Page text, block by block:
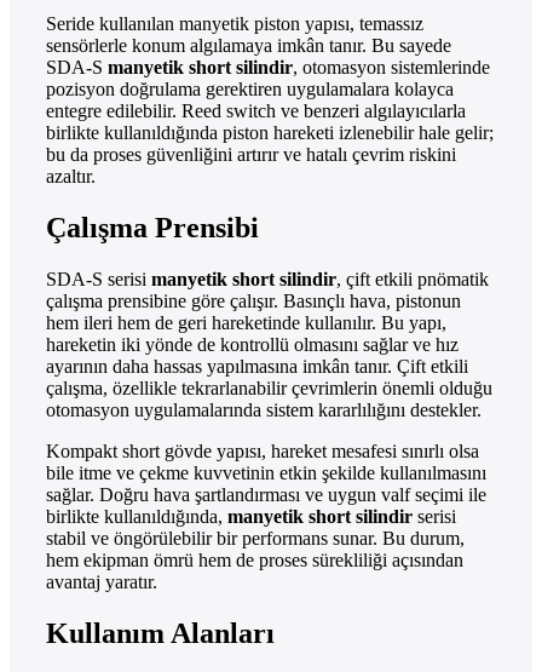
Seride kullanılan manyetik piston yapısı, temassız
sensörlerle konum algılamaya imkân tanır. Bu sayede
SDA-S manyetik short silindir, otomasyon sistemlerinde
pozisyon doğrulama gerektiren uygulamalara kolayca
entegre edilebilir. Reed switch ve benzeri algılayıcılarla
birlikte kullanıldığında piston hareketi izlenebilir hale gelir;
bu da proses güvenliğini artırır ve hatalı çevrim riskini
azaltır.
Çalışma Prensibi
SDA-S serisi manyetik short silindir, çift etkili pnömatik
çalışma prensibine göre çalışır. Basınçlı hava, pistonun
hem ileri hem de geri hareketinde kullanılır. Bu yapı,
hareketin iki yönde de kontrollü olmasını sağlar ve hız
ayarının daha hassas yapılmasına imkân tanır. Çift etkili
çalışma, özellikle tekrarlanabilir çevrimlerin önemli olduğu
otomasyon uygulamalarında sistem kararlılığını destekler.
Kompakt short gövde yapısı, hareket mesafesi sınırlı olsa
bile itme ve çekme kuvvetinin etkin şekilde kullanılmasını
sağlar. Doğru hava şartlandırması ve uygun valf seçimi ile
birlikte kullanıldığında, manyetik short silindir serisi
stabil ve öngörülebilir bir performans sunar. Bu durum,
hem ekipman ömrü hem de proses sürekliliği açısından
avantaj yaratır.
Kullanım Alanları